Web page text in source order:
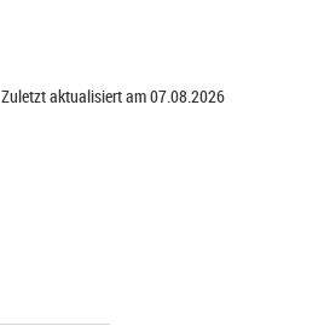
Zuletzt aktualisiert am 07.08.2026